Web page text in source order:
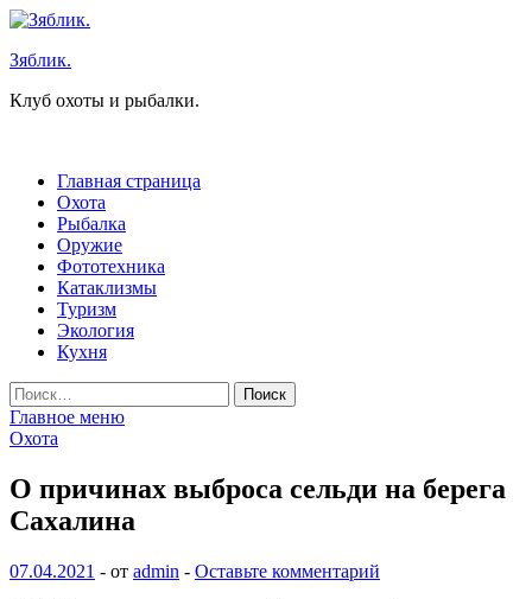
Перейти
содержимому
Зяблик.
Клуб охоты и рыбалки.
Главная страница
Охота
Рыбалка
Оружие
Фототехника
Катаклизмы
Туризм
Экология
Кухня
Найти:
Главное меню
Охота
О причинах выброса сельди на берега
Сахалина
07.04.2021 - от admin - Оставьте комментарий